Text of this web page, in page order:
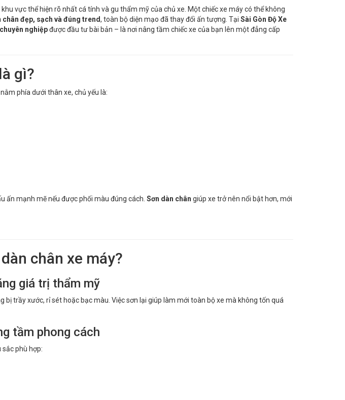
khu vực thể hiện rõ nhất cá tính và gu thẩm mỹ của chủ xe. Một chiếc xe máy có thể không
chân đẹp, sạch và đúng trend, toàn bộ diện mạo đã thay đổi ấn tượng. Tại Sài Gòn Độ Xe
nghiệpđược đầu tư bài bản – là nơi nâng tầm chiếc xe của bạn lên một đẳng cấp
gì?
phía dưới thân xe, chủ yếu là:
ấn mạnh mẽ nếu được phối màu đúng cách. Sơn dàn chân giúp xe trở nên nổi bật hơn, mới
chân xe máy?
giá trị thẩm mỹ
bị trầy xước, rỉ sét hoặc bạc màu. Việc sơn lại giúp làm mới toàn bộ xe mà không tốn quá
tầm phong cách
phù hợp: